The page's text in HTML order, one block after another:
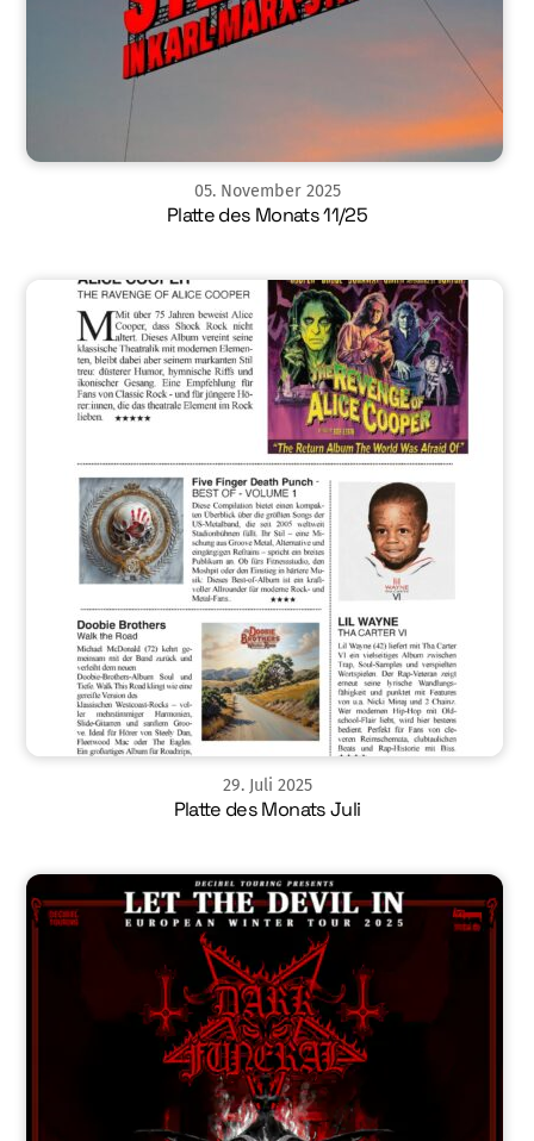
05. November 2025
Platte des Monats 11/25
29. Juli 2025
Platte des Monats Juli